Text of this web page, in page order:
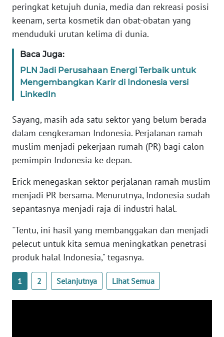
peringkat ketujuh dunia, media dan rekreasi posisi
keenam, serta kosmetik dan obat-obatan yang
menduduki urutan kelima di dunia.
Baca Juga:
PLN Jadi Perusahaan Energi Terbaik untuk
Mengembangkan Karir di Indonesia versi
LinkedIn
Sayang, masih ada satu sektor yang belum berada
dalam cengkeraman Indonesia. Perjalanan ramah
muslim menjadi pekerjaan rumah (PR) bagi calon
pemimpin Indonesia ke depan.
Erick menegaskan sektor perjalanan ramah muslim
menjadi PR bersama. Menurutnya, Indonesia sudah
sepantasnya menjadi raja di industri halal.
"Tentu, ini hasil yang membanggakan dan menjadi
pelecut untuk kita semua meningkatkan penetrasi
produk halal Indonesia," tegasnya.
1 2 Selanjutnya Lihat Semua
WN
SUMUT
JAKARTA
WN
JABAR
WN
BANTEN
WN
WN
KEPRI
WN
PAPUA
PAPUA
BARAT